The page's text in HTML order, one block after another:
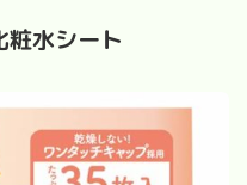
粧水シート